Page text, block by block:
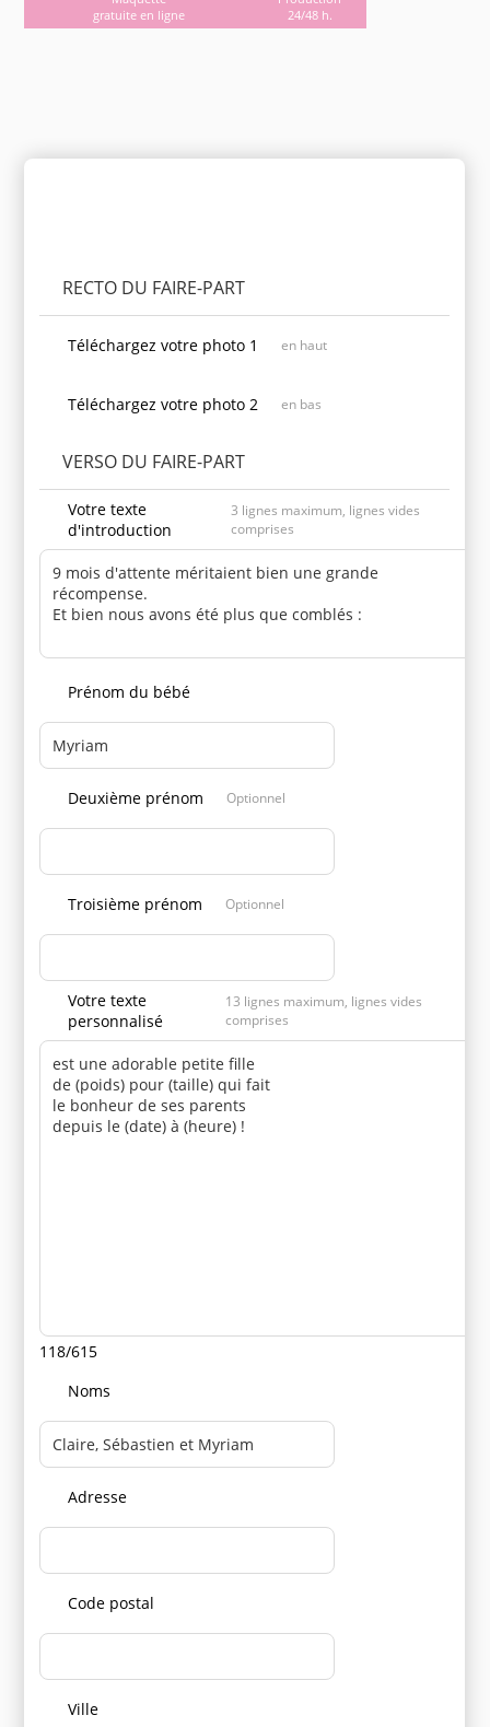
gratuite en ligne
24/48 h.
RECTO DU FAIRE-PART
Téléchargez votre photo 1 en haut
Téléchargez votre photo 2 en bas
VERSO DU FAIRE-PART
Votre texte
d'introduction
3 lignes maximum, lignes vides
comprises
Prénom du bébé
Deuxième prénom Optionnel
Troisième prénom Optionnel
Votre texte
personnalisé
13 lignes maximum, lignes vides
comprises
118/615
Noms
Adresse
Code postal
Ville